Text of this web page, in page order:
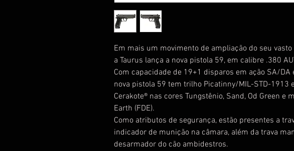
Em mais um movimento de ampliação do seu
a Taurus lança a nova pistola 59, em calibre .380
Com capacidade de 19+1 disparos em ação SA/DA
nova pistola 59 tem trilho Picatinny/MIL-STD-1913
Cerakote® nas cores Tungstênio, Sand, Od Green e
Earth (FDE).
Como atributos de segurança, estão presentes a
indicador de munição na câmara, além da trava
desarmador do cão ambidestros.